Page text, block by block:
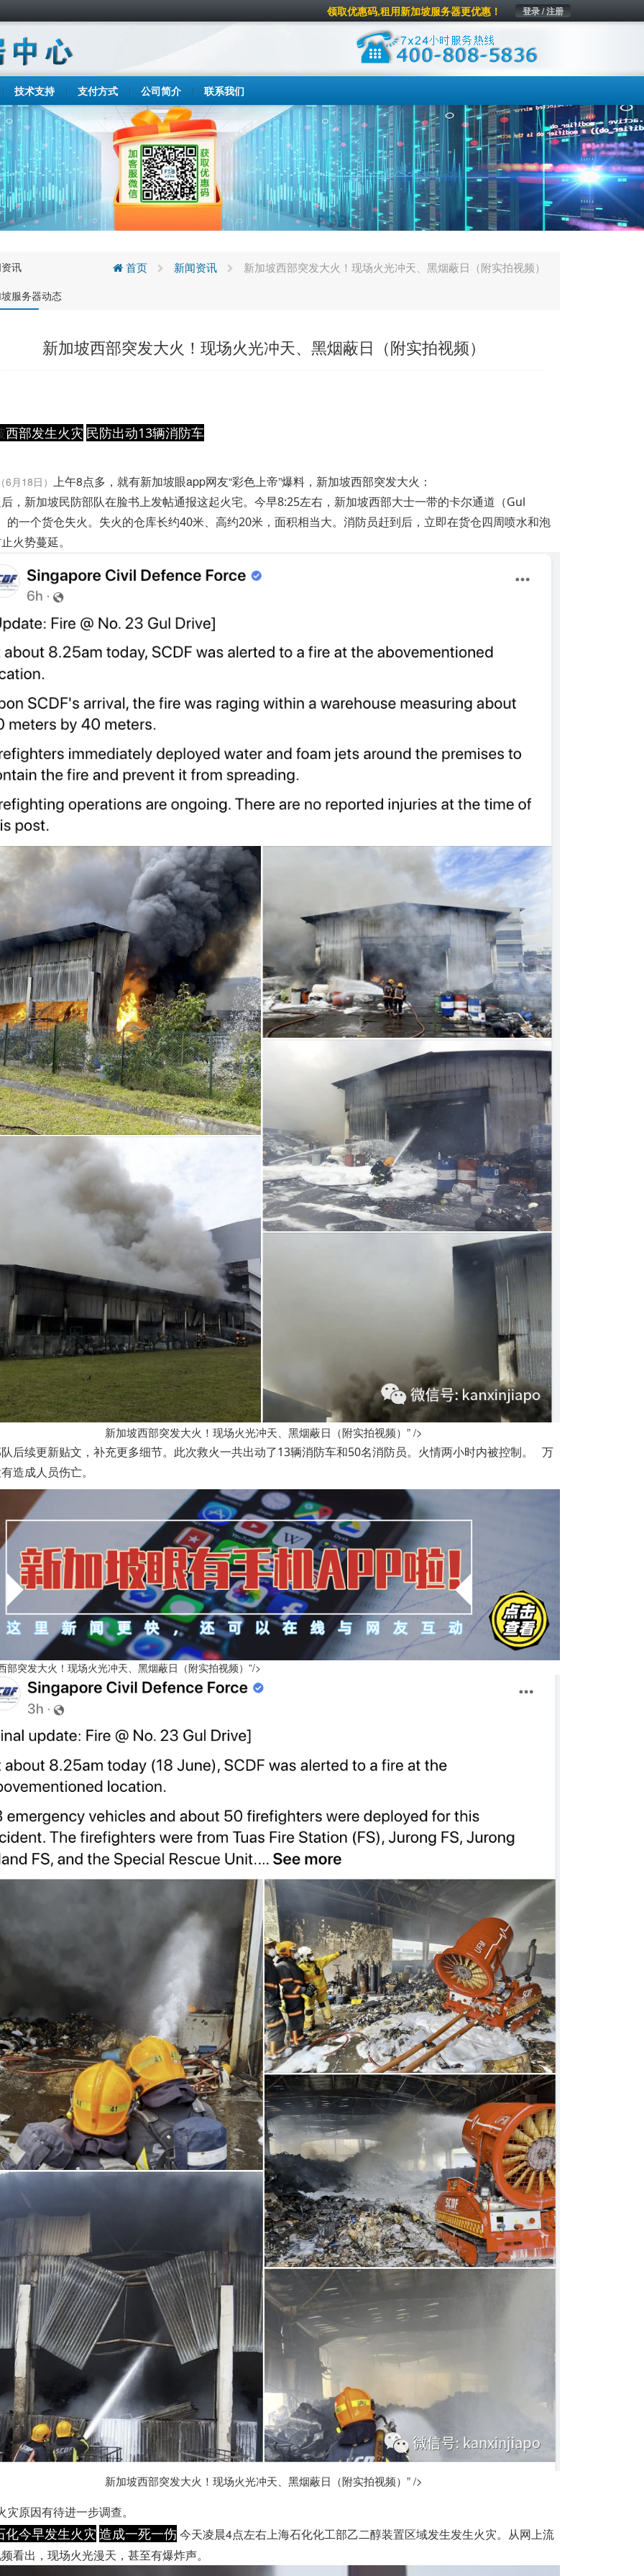
登录 / 注册
领取优惠码,租用新加坡服务器更优惠！
技术支持 支付方式 公司简介 联系我们
讯
服务器动态
首页 新闻资讯 新加坡西部突发大火！现场火光冲天、黑烟蔽日（附实拍视频）
新加坡西部突发大火！现场火光冲天、黑烟蔽日（附实拍视频）
西部发生火灾 民防出动13辆消防车
6月18日） 上午8点多，就有新加坡眼app网友“彩色上帝”爆料， 新加坡西部突发大火：
， 新加坡民防部队在脸书上发帖通报这起火宅。今早8:25左右， 新加坡西部大士一带的卡尔通道（Gul
的一个货仓失火。失火的仓库长约40米、高约20米，面积相当大。消防员赶到后，立即在货仓四周喷水和泡
火势蔓延。
新加坡西部突发大火！现场火光冲天、黑烟蔽日（附实拍视频）” />
后续更新贴文，补充更多细节。此次救火一共出动了13辆消防车和50名消防员。火情两小时内被控制。
万
造成人员伤亡。
部突发大火！现场火光冲天、黑烟蔽日（附实拍视频）”/>
新加坡西部突发大火！现场火光冲天、黑烟蔽日（附实拍视频）” />
灾原因有待进一步调查。
化今早发生火灾 造成一死一伤今天凌晨4点左右上海石化化工部乙二醇装置区域发生发生火灾。从网上流
看出，现场火光漫天，甚至有爆炸声。